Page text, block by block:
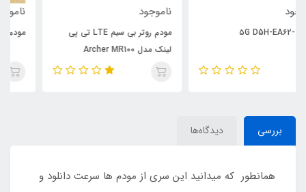
مودم TP-LINK ARCHER MR-600
بررسی دیدگاه‌ها
همانطور که میدانید این سری از مودم ها سرعت دانلود و